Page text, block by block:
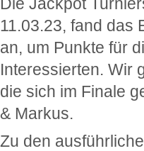
11.03.23, fand das
an, um Punkte für
Interessierten. Wir
die sich im Finale
& Markus.
Zu den